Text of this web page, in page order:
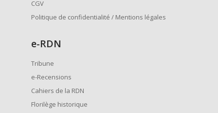
CGV
Politique de confidentialité / Mentions légales
e-RDN
Tribune
e-Recensions
Cahiers de la RDN
Florilège historique